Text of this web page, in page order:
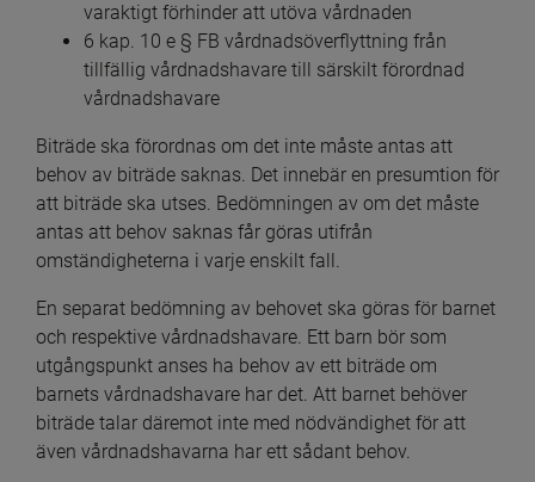
varaktigt förhinder att utöva vårdnaden
6 kap. 10 e § FB vårdnadsöverflyttning från
tillfällig vårdnadshavare till särskilt förordnad
vårdnadshavare
Biträde ska förordnas om det inte måste antas att
behov av biträde saknas. Det innebär en presumtion för
att biträde ska utses. Bedömningen av om det måste
antas att behov saknas får göras utifrån
omständigheterna i varje enskilt fall.
En separat bedömning av behovet ska göras för barnet
och respektive vårdnadshavare. Ett barn bör som
utgångspunkt anses ha behov av ett biträde om
barnets vårdnadshavare har det. Att barnet behöver
biträde talar däremot inte med nödvändighet för att
även vårdnadshavarna har ett sådant behov.